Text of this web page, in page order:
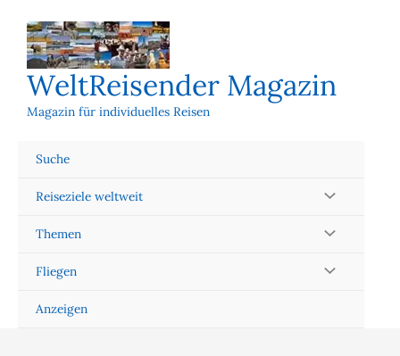
Inhalt
springen
WeltReisender Magazin
Magazin für individuelles Reisen
Suche
Reiseziele weltweit
Themen
Fliegen
Anzeigen